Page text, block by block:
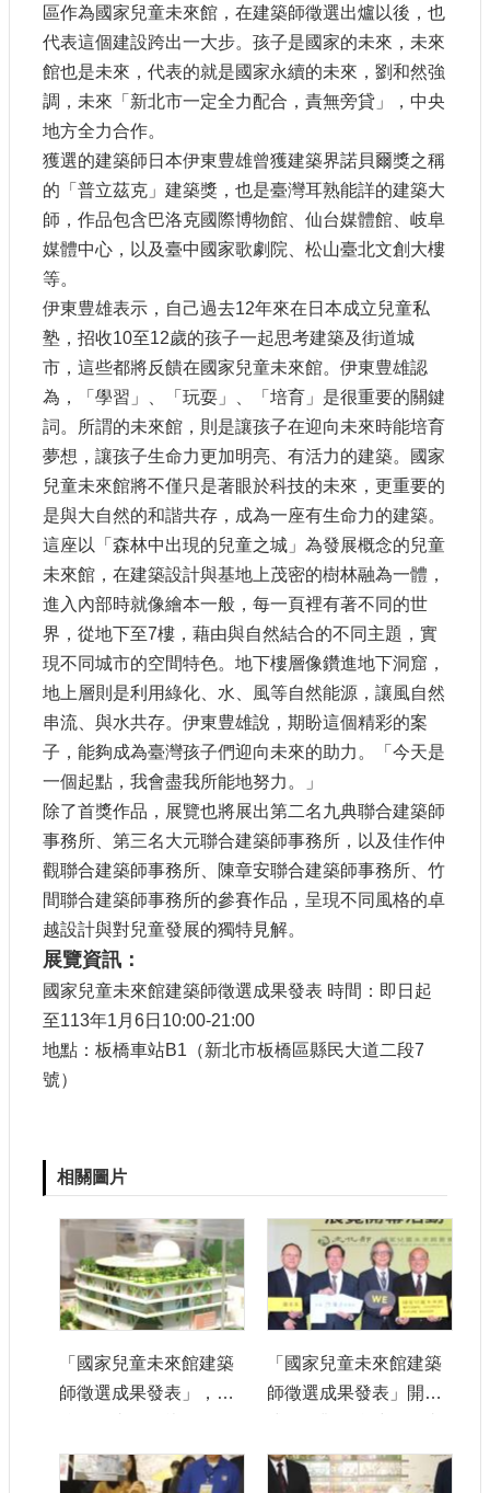
區作為國家兒童未來館，在建築師徵選出爐以後，也
代表這個建設跨出一大步。孩子是國家的未來，未來
館也是未來，代表的就是國家永續的未來，劉和然強
調，未來「新北市一定全力配合，責無旁貸」，中央
地方全力合作。
獲選的建築師日本伊東豊雄曾獲建築界諾貝爾獎之稱
的「普立茲克」建築獎，也是臺灣耳熟能詳的建築大
師，作品包含巴洛克國際博物館、仙台媒體館、岐阜
媒體中心，以及臺中國家歌劇院、松山臺北文創大樓
等。
伊東豊雄表示，自己過去12年來在日本成立兒童私
塾，招收10至12歲的孩子一起思考建築及街道城
市，這些都將反饋在國家兒童未來館。伊東豊雄認
為，「學習」、「玩耍」、「培育」是很重要的關鍵
詞。所謂的未來館，則是讓孩子在迎向未來時能培育
夢想，讓孩子生命力更加明亮、有活力的建築。國家
兒童未來館將不僅只是著眼於科技的未來，更重要的
是與大自然的和諧共存，成為一座有生命力的建築。
這座以「森林中出現的兒童之城」為發展概念的兒童
未來館，在建築設計與基地上茂密的樹林融為一體，
進入內部時就像繪本一般，每一頁裡有著不同的世
界，從地下至7樓，藉由與自然結合的不同主題，實
現不同城市的空間特色。地下樓層像鑽進地下洞窟，
地上層則是利用綠化、水、風等自然能源，讓風自然
串流、與水共存。伊東豊雄說，期盼這個精彩的案
子，能夠成為臺灣孩子們迎向未來的助力。「今天是
一個起點，我會盡我所能地努力。」
除了首獎作品，展覽也將展出第二名九典聯合建築師
事務所、第三名大元聯合建築師事務所，以及佳作仲
觀聯合建築師事務所、陳章安聯合建築師事務所、竹
間聯合建築師事務所的參賽作品，呈現不同風格的卓
越設計與對兒童發展的獨特見解。
展覽資訊：
國家兒童未來館建築師徵選成果發表 時間：即日起
至113年1月6日10:00-21:00
地點：板橋車站B1（新北市板橋區縣民大道二段7
號）
相關圖片
「國家兒童未來館建築
師徵選成果發表」，首
聯合建築師事務所與日
本伊東豊雄建築設計事
「國家兒童未來館建築
師徵選成果發表」開幕
務所建築師林洲民（左3
起）、評選委員張䕒